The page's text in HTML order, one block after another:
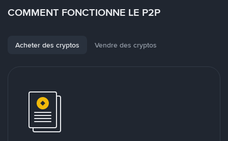
COMMENT FONCTIONNE LE P2P
Acheter des cryptos Vendre des cryptos